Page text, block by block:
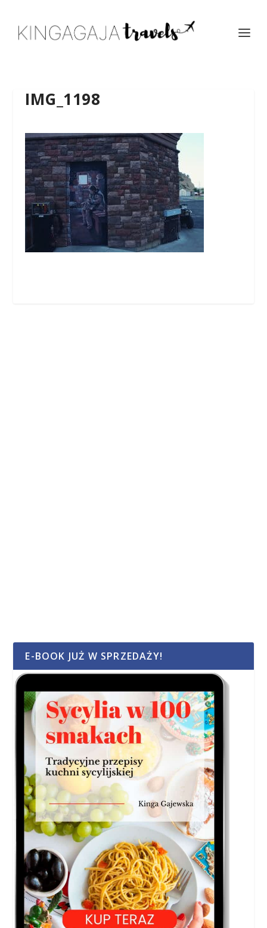
IMG_1198
E-BOOK JUŻ W SPRZEDAŻY!